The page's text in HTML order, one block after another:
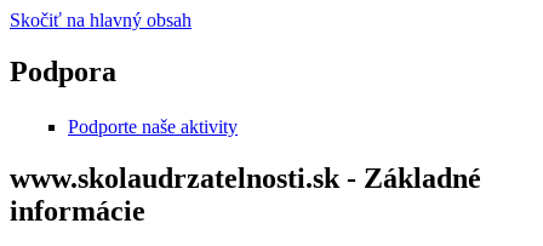
Skočiť na hlavný obsah
Podpora
Podporte naše aktivity
www.skolaudrzatelnosti.sk - Základné
informácie